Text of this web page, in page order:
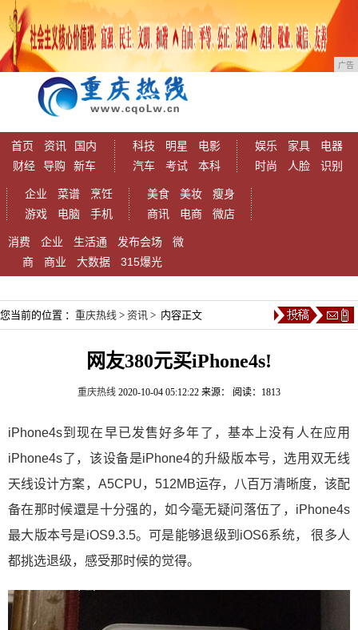
广告
首页 资讯
国内
财经
导购 新车
科技 明星
电影
汽车
考试 本科
娱乐 家具
电器
时尚
人脸 识别
企业 菜谱
烹饪
游戏
电脑 手机
美食 美妆
瘦身
商讯
电商 微店
消费 企业 生活通 发布会场
微
商
商业 大数据 315爆光
您当前的位置 ： 重庆热线 > 资讯 > 内容正文
网友380元买iPhone4s!
重庆热线 2020-10-04 05:12:22 来源： 阅读：1813
iPhone4s到现在早已发售好多年了，基本上没有人在应用
iPhone4s了，该设备是iPhone4的升級版本号，选用双无线
天线设计方案，A5CPU，512MB运存，八百万清晰度，该配
备在那时候還是十分强的，如今毫无疑问落伍了，iPhone4s
最大版本号是iOS9.3.5。可是能够退级到iOS6系统， 很多人
都挑选退级，感受那时候的觉得。